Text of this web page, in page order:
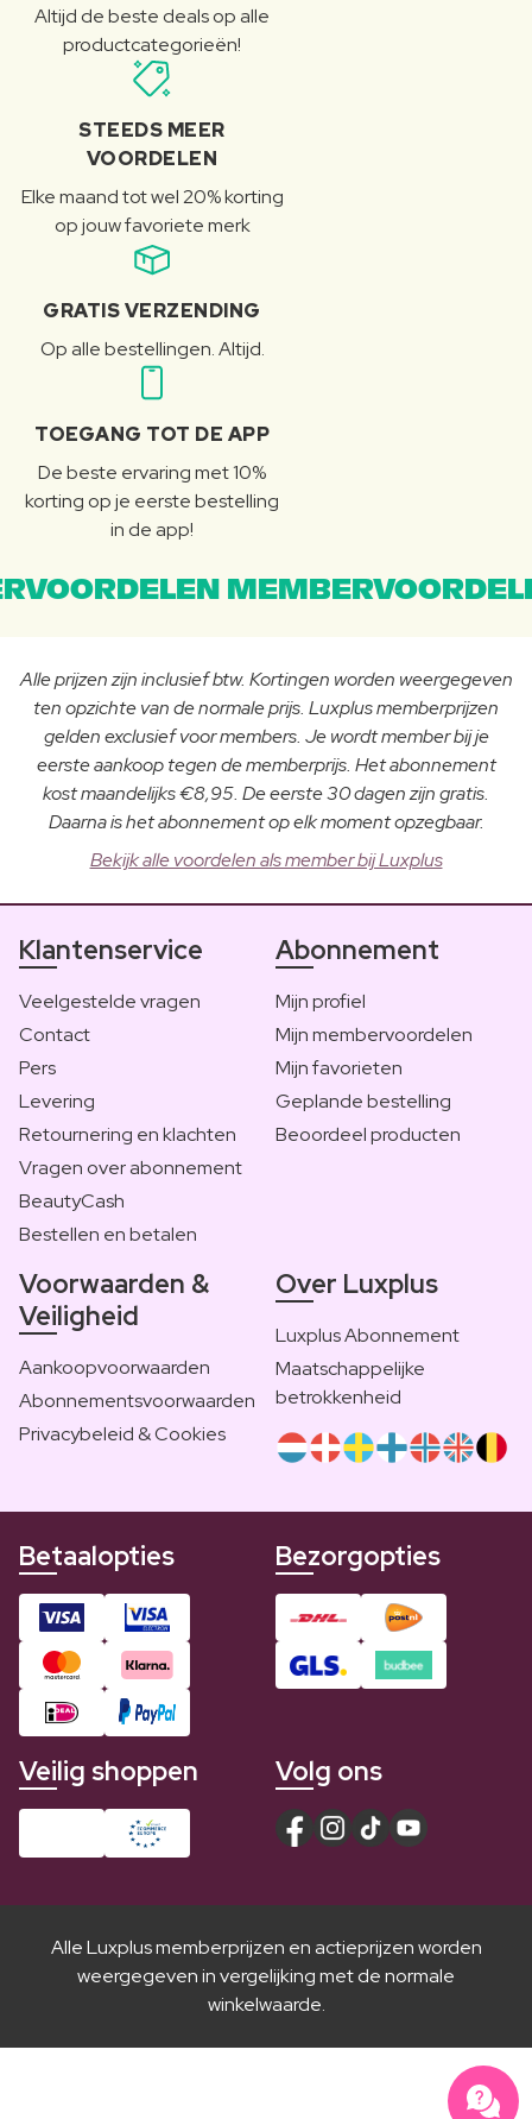
Altijd de beste deals op alle
productcategorieën!
STEEDS MEER
VOORDELEN
Elke maand tot wel 20% korting
op jouw favoriete merk
GRATIS VERZENDING
Op alle bestellingen. Altijd.
TOEGANG TOT DE APP
De beste ervaring met 10%
korting op je eerste bestelling
in de app!
Alle prijzen zijn inclusief btw. Kortingen worden weergegeven
ten opzichte van de normale prijs. Luxplus memberprijzen
gelden exclusief voor members. Je wordt member bij je
eerste aankoop tegen de memberprijs. Het abonnement
kost maandelijks €8,95. De eerste 30 dagen zijn gratis.
Daarna is het abonnement op elk moment opzegbaar.
Bekijk alle voordelen als member bij Luxplus
Klantenservice
Veelgestelde vragen
Contact
Pers
Levering
Retournering en klachten
Vragen over abonnement
BeautyCash
Bestellen en betalen
Abonnement
Mijn profiel
Mijn membervoordelen
Mijn favorieten
Geplande bestelling
Beoordeel producten
Voorwaarden &
Veiligheid
Aankoopvoorwaarden
Abonnementsvoorwaarden
Privacybeleid & Cookies
Over Luxplus
Luxplus Abonnement
Maatschappelijke
betrokkenheid
Betaalopties Bezorgopties
Veilig shoppen Volg ons
Alle Luxplus memberprijzen en actieprijzen worden
weergegeven in vergelijking met de normale
winkelwaarde.